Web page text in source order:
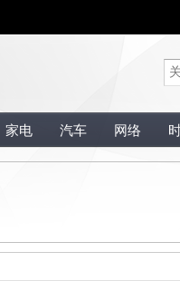
家电 汽车 网络